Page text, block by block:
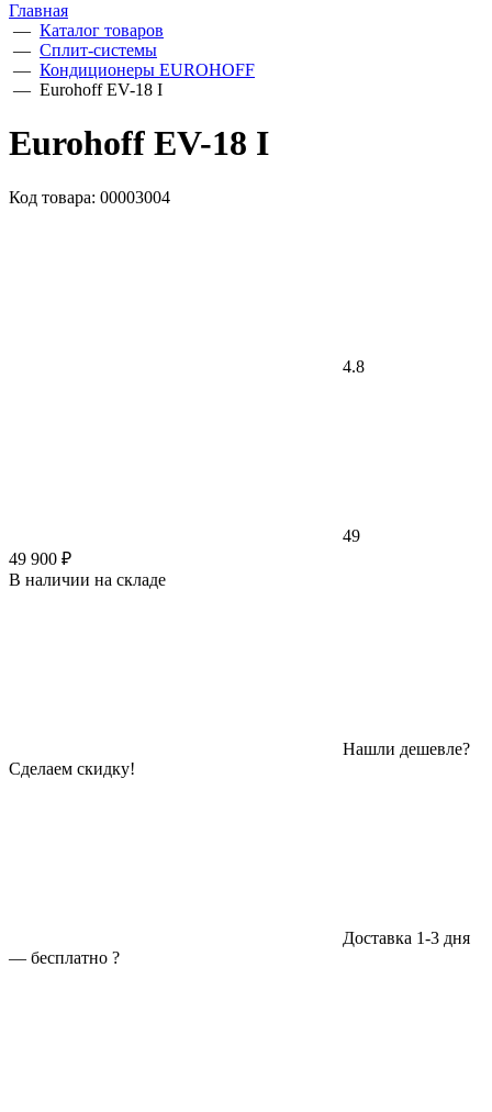
Главная
— Каталог товаров
— Сплит-системы
— Кондиционеры EUROHOFF
— Eurohoff EV-18 I
Eurohoff EV-18 I
Код товара: 00003004
4.8
49
49 900 ₽
В наличии на складе
Нашли дешевле?
Сделаем скидку!
Доставка 1-3 дня
— бесплатно ?